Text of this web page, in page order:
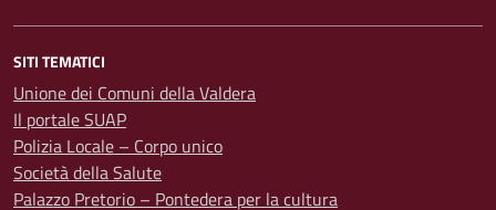
SITI TEMATICI
Unione dei Comuni della Valdera
Il portale SUAP
Polizia Locale – Corpo unico
Società della Salute
Palazzo Pretorio – Pontedera per la cultura